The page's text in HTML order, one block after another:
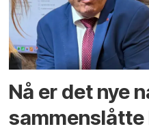
Nå er det nye
sammenslåtte